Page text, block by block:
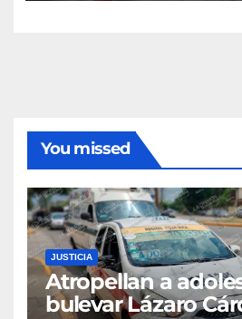
You missed
JUSTICIA
Atropellan a
bulevar Lázaro